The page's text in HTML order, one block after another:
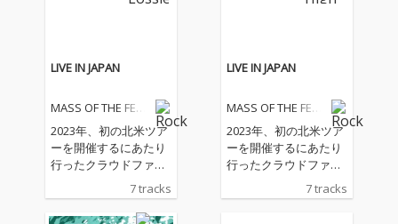
LIVE IN JAPAN
MASS OF THE FER
2023年、初の北米ツア
ーを開催するにあたり
行ったクラウドファン
ディングのリワードと
して録音されたスタジ
オライブアルバム。
7 tracks
LIVE IN JAPAN
MASS OF THE FER
2023年、初の北米ツア
ーを開催するにあたり
行ったクラウドファン
ディングのリワードと
して録音されたスタジ
7 tracks